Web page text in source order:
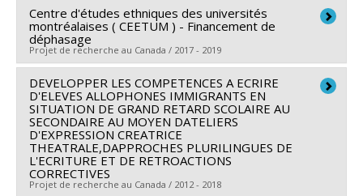
Programme Soutien aux équipes de recherche - Stade
de développement : Émergence
Chercheur principal : Françoise Armand
Co-chercheurs : Fasal Kanouté,Serge J. Larivée
Marie-Odile Magnan,Geneviève Audet
Sources de financement : FRQSC/Fonds de recherche
du Québec - Société et culture (FQRSC)
Programmes de subvention :
concertées - générique
Centre d'études ethniques des universités
montréalaises ( CEETUM ) - Financement de
déphasage
Projet de recherche au Canada / 2017 - 2019
Chercheur principal : Deirdre Meintel
Co-chercheurs : Patricia Lamarre,Fasal Kanouté
Marie-Thérèse Chicha,Sirma Bilge,Alain Gagnon
Françoise Armand,Solène Lardoux ,Géraldine
Mossière,Marie-Odile Magnan,Umut Riza Ozkan
Sébastien Arcand, Corina Borri-Anadon
DEVELOPPER LES COMPETENCES A ECRIRE
D'ELEVES ALLOPHONES IMMIGRANTS EN
SITUATION DE GRAND RETARD SCOLAIRE AU
SECONDAIRE AU MOYEN DATELIERS
D'EXPRESSION CREATRICE
THEATRALE,DAPPROCHES PLURILINGUES DE
L'ECRITURE ET DE RETROACTIONS
CORRECTIVES
Projet de recherche au Canada / 2012 - 2018